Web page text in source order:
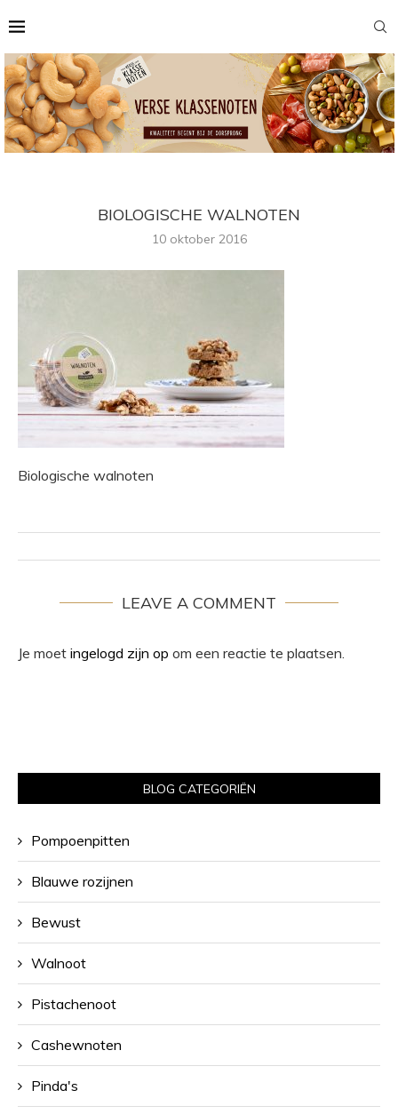
BIOLOGISCHE WALNOTEN
10 oktober 2016
Biologische walnoten
LEAVE A COMMENT
Je moet ingelogd zijn op om een reactie te plaatsen.
BLOG CATEGORIËN
Pompoenpitten
Blauwe rozijnen
Bewust
Walnoot
Pistachenoot
Cashewnoten
Pinda's